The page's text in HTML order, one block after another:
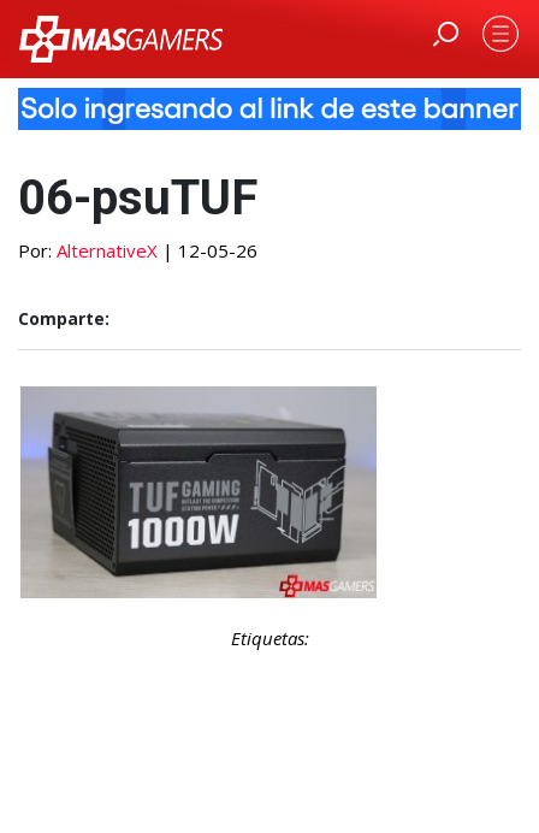
06-psuTUF
Por: AlternativeX | 12-05-26
Comparte:
Etiquetas: